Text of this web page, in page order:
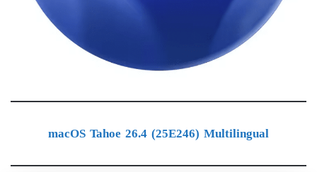
macOS Tahoe 26.4 (25E246) Multilingual